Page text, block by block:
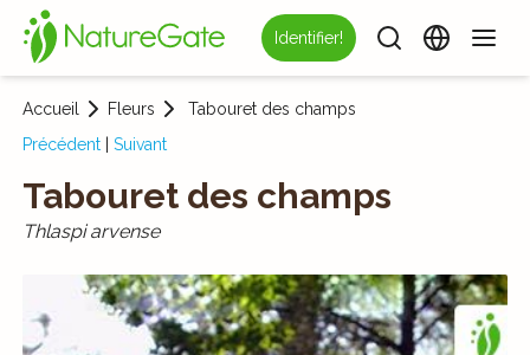
Identifier!
Accueil Fleurs
Tabouret des champs
Précédent
Suivant
Tabouret des champs
Thlaspi arvense